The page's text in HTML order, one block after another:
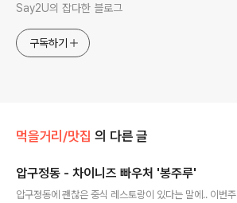
Say2U의 잡다한 블로그
구독하기
먹을거리/맛집 의 다른 글
압구정동 - 차이니즈 빠우처 '봉주루'
압구정동에 괜찮은 중식 레스토랑이 있다는 말에.. 이번주